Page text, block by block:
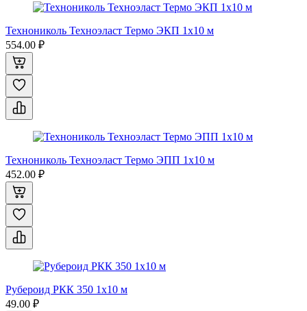
Технониколь Техноэласт Термо ЭКП 1x10 м
554.00 ₽
Технониколь Техноэласт Термо ЭПП 1x10 м
452.00 ₽
Рубероид РКК 350 1x10 м
49.00 ₽